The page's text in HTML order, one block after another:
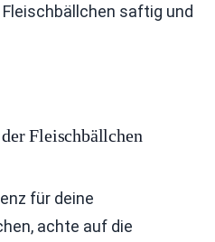
saftig und
Fleischbällchen
für deine
achte auf die